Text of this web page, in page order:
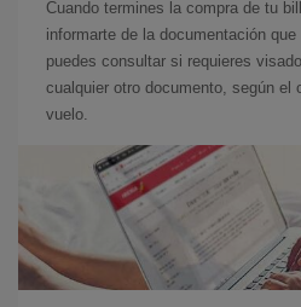
Cuando termines la compra de tu
informarte de la documentación
puedes consultar si requieres
cualquier otro documento, según el
vuelo.